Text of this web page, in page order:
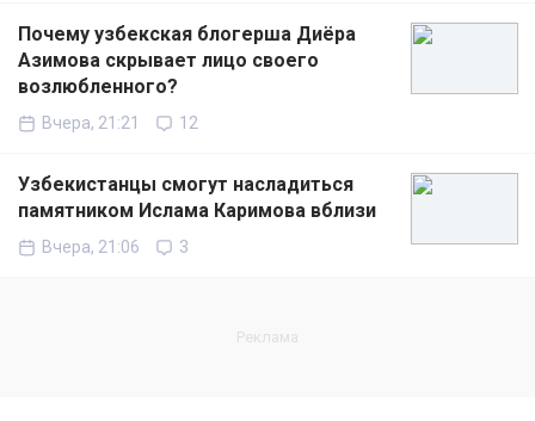
Почему узбекская блогерша Диёра
Азимова скрывает лицо своего
возлюбленного?
Вчера, 21:21 12
Узбекистанцы смогут насладиться
памятником Ислама Каримова вблизи
Вчера, 21:06 3